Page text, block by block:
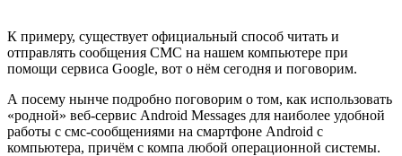
К примеру, существует официальный способ читать и
отправлять сообщения СМС на нашем компьютере при
помощи сервиса Google, вот о нём сегодня и поговорим.
А посему нынче подробно поговорим о том, как использовать
«родной» веб-сервис Android Messages для наиболее удобной
работы с смс-сообщениями на смартфоне Android с
компьютера, причём с компа любой операционной системы.